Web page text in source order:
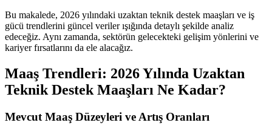
Bu makalede, 2026 yılındaki uzaktan teknik destek maaşları ve iş
gücü trendlerini güncel veriler ışığında detaylı şekilde analiz
edeceğiz. Aynı zamanda, sektörün gelecekteki gelişim yönlerini ve
kariyer fırsatlarını da ele alacağız.
Maaş Trendleri: 2026 Yılında Uzaktan
Teknik Destek Maaşları Ne Kadar?
Mevcut Maaş Düzeyleri ve Artış Oranları